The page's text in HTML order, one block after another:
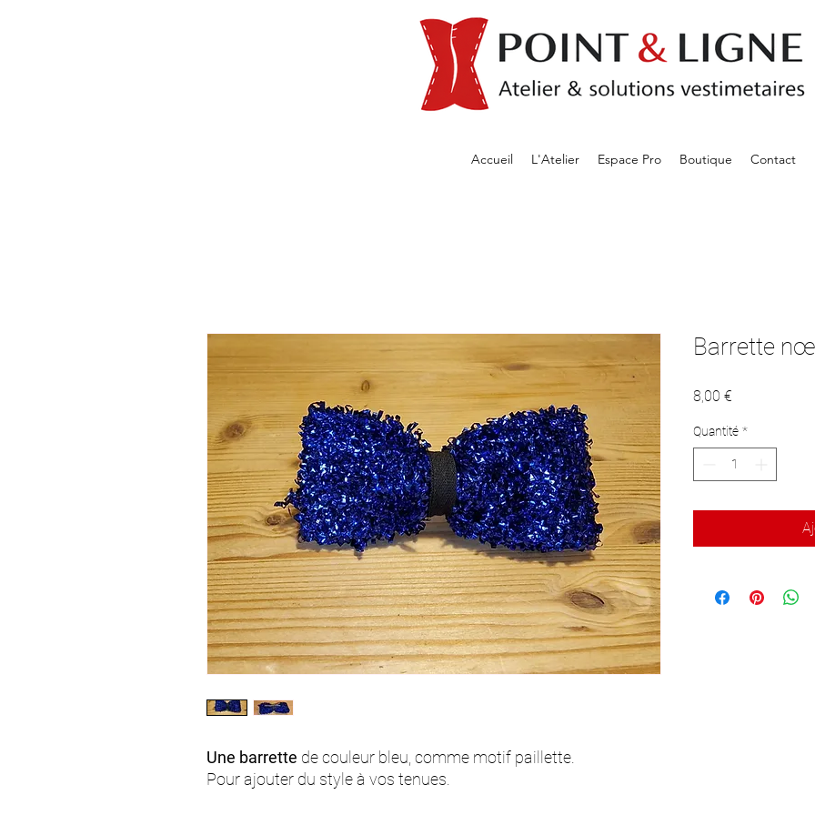
Accueil L'Atelier Espace Pro Boutique Contact
Une barrette de couleur bleu, comme motif paillette.
Pour ajouter du style à vos tenues.
Barrette
8,00 €
Quantité *